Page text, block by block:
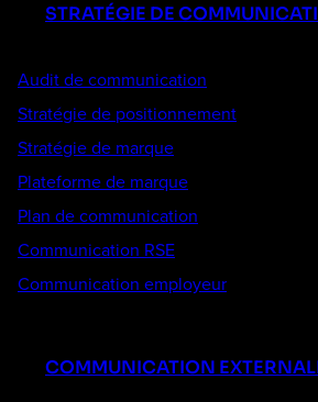
STRATÉGIE DE
Audit de communication
Stratégie de positionnement
Stratégie de marque
Plateforme de marque
Plan de communication
Communication RSE
Communication employeur
COMMUNICATION